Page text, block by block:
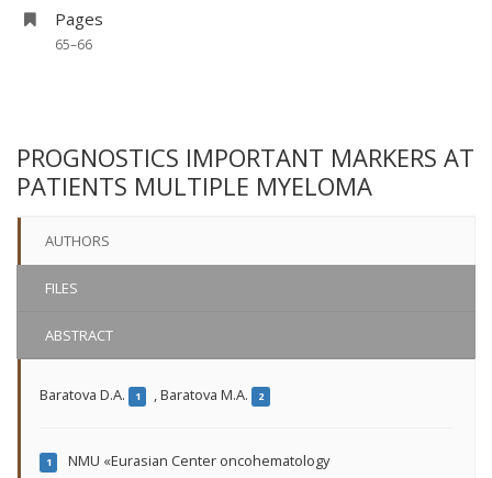
Pages
65–66
PROGNOSTICS IMPORTANT MARKERS AT
PATIENTS MULTIPLE MYELOMA
AUTHORS
FILES
ABSTRACT
Baratova D.A. 1 ,Baratova M.A. 2
1 NMU «Eurasian Center oncohematology